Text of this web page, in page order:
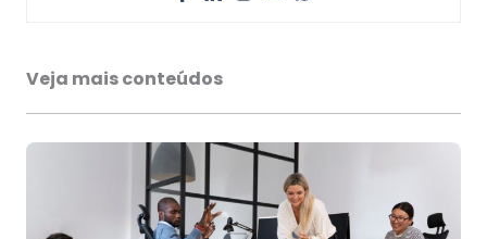
Veja mais conteúdos